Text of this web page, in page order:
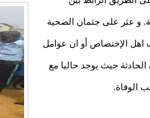
و عثر على جثمان الضحية
الإختصاص أو ان عوامل
حيث يوجد حاليا مع
الوفاة.